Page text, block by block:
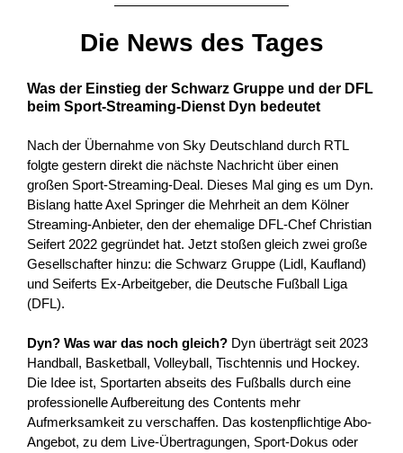
Die News des Tages
Was der Einstieg der Schwarz Gruppe und der DFL
beim Sport-Streaming-Dienst Dyn bedeutet
Nach der Übernahme von Sky Deutschland durch RTL
folgte gestern direkt die nächste Nachricht über einen
großen Sport-Streaming-Deal. Dieses Mal ging es um Dyn.
Bislang hatte Axel Springer die Mehrheit an dem Kölner
Streaming-Anbieter, den der ehemalige DFL-Chef Christian
Seifert 2022 gegründet hat. Jetzt stoßen gleich zwei große
Gesellschafter hinzu: die Schwarz Gruppe (Lidl, Kaufland)
und Seiferts Ex-Arbeitgeber, die Deutsche Fußball Liga
(DFL).
Dyn? Was war das noch gleich? Dyn überträgt seit 2023
Handball, Basketball, Volleyball, Tischtennis und Hockey.
Die Idee ist, Sportarten abseits des Fußballs durch eine
professionelle Aufbereitung des Contents mehr
Aufmerksamkeit zu verschaffen. Das kostenpflichtige Abo-
Angebot, zu dem Live-Übertragungen, Sport-Dokus oder